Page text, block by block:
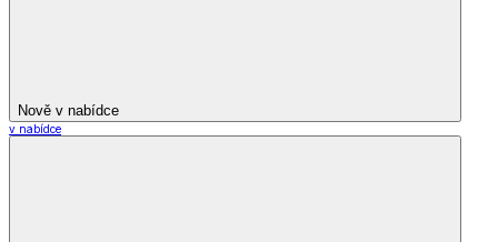
Nově v nabídce
v nabídce